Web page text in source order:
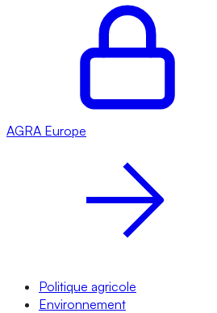
AGRA Europe
Politique agricole
Environnement